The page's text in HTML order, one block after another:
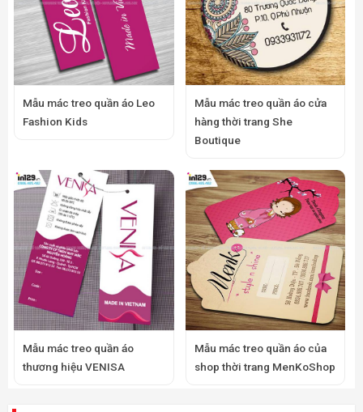
Mẫu mác treo quần áo Leo
Fashion Kids
Mẫu mác treo quần áo cửa
hàng thời trang She
Boutique
Mẫu mác treo quần áo
thương hiệu VENISA
Mẫu mác treo quần áo của
shop thời trang MenKoShop